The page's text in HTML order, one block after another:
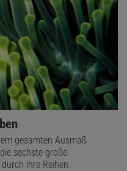
gesamten Ausmaß
sechste große
ihre Reihen.